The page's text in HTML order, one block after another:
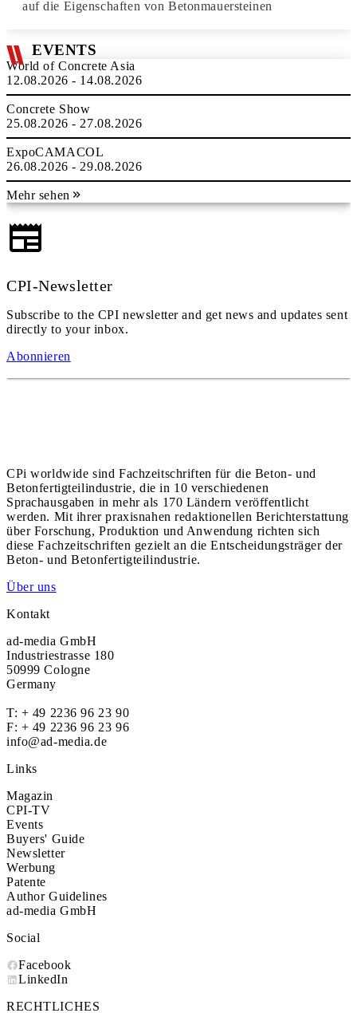
auf die Eigenschaften von Betonmauersteinen
EVENTS
World of Concrete Asia
12.08.2026 - 14.08.2026
Concrete Show
25.08.2026 - 27.08.2026
ExpoCAMACOL
26.08.2026 - 29.08.2026
Mehr sehen
CPI-Newsletter
Subscribe to the CPI newsletter and get news and updates sent
directly to your inbox.
Abonnieren
CPi worldwide sind Fachzeitschriften für die Beton- und
Betonfertigteilindustrie, die in 10 verschiedenen
Sprachausgaben in mehr als 170 Ländern veröffentlicht
werden. Mit ihrer praxisnahen redaktionellen Berichterstattung
über Forschung, Produktion und Anwendung richten sich
diese Fachzeitschriften gezielt an die Entscheidungsträger der
Beton- und Betonfertigteilindustrie.
Über uns
Kontakt
ad-media GmbH
Industriestrasse 180
50999 Cologne
Germany
T: + 49 2236 96 23 90
F: + 49 2236 96 23 96
info@ad-media.de
Links
Magazin
CPI-TV
Events
Buyers' Guide
Newsletter
Werbung
Patente
Author Guidelines
ad-media GmbH
Social
Facebook
LinkedIn
RECHTLICHES